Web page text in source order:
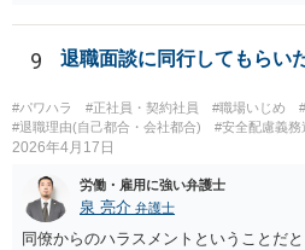
9 退職面談に同行してもらい
#パワハラ #正社員・契約社員 #職場いじめ
#退職理由(自己都合・会社都合)
#安全配慮義務
2026年4月17日
労働・雇用に強い弁護士
泉 亮介 弁護士
同僚からのハラスメントということだ